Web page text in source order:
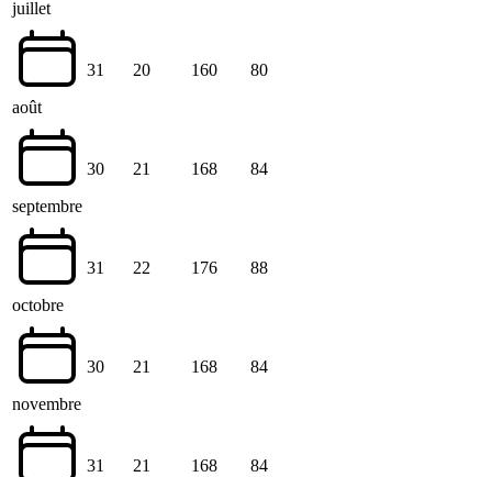
juillet
août
31 20 160 80
septembre
30 21 168 84
octobre
31 22 176 88
novembre
30 21 168 84
31 21 168 84